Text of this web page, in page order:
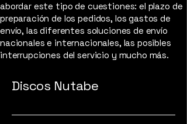
abordar este tipo de cuestiones: el plazo de
preparación de los pedidos, los gastos de
envío, las diferentes soluciones de envío
nacionales e internacionales, las posibles
interrupciones del servicio y mucho más.
Discos Nutabe